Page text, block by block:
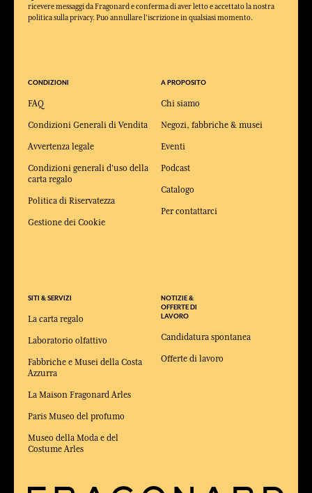
ricevere messaggi da Fragonard e conferma di aver letto e accettato la nostra
politica sulla privacy. Puo annullare l'iscrizione in qualsiasi momento.
CONDIZIONI
FAQ
Condizioni Generali di Vendita
Avvertenza legale
Condizioni generali d'uso della
carta regalo
Politica di Riservatezza
Gestione dei Cookie
SITI & SERVIZI
La carta regalo
Laboratorio olfattivo
Fabbriche e Musei della Costa
Azzurra
La Maison Fragonard Arles
Paris Museo del profumo
Museo della Moda e del
Costume Arles
A PROPOSITO
Chi siamo
Negozi, fabbriche & musei
Eventi
Podcast
Catalogo
Per contattarci
NOTIZIE &
OFFERTE DI
LAVORO
Candidatura spontanea
Offerte di lavoro